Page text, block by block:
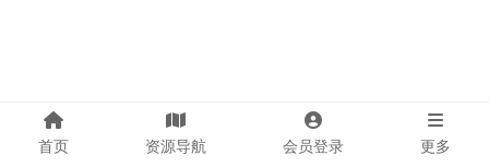
首页 资源导航 会员登录 更多